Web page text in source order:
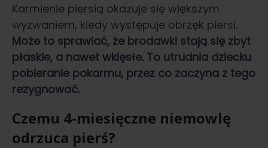
Karmienie piersią okazuje się większym
wyzwaniem, kiedy występuje obrzęk piersi.
Może to sprawiać, że brodawki stają się zbyt
płaskie, a nawet wklęsłe. To utrudnia dziecku
pobieranie pokarmu, przez co zaczyna z tego
rezygnować.
Czemu 4-miesięczne niemowlę
odrzuca pierś?